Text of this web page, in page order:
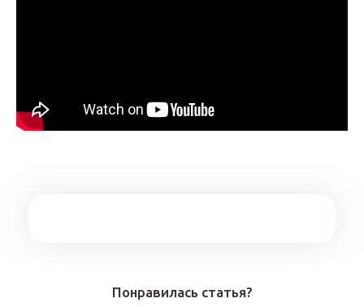
Понравилась статья?